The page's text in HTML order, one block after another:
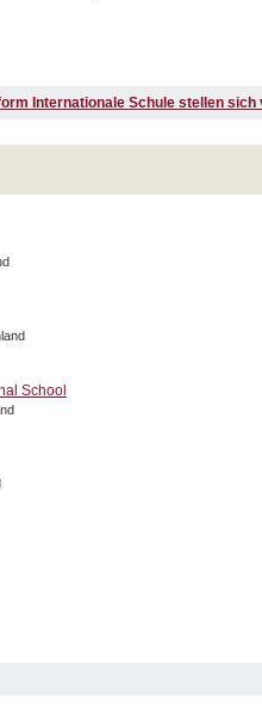
Internationale Schule stellen sich
School